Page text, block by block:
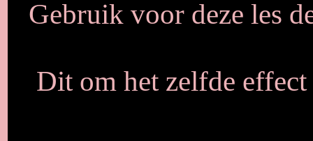
Gebruik voor deze les
Dit om het zelfde